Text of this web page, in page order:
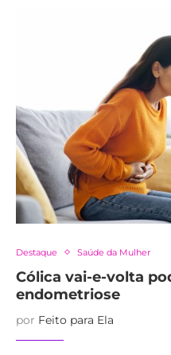
Destaque Saúde da Mulher
Cólica vai-e-volta
endometriose
por Feito para Ela